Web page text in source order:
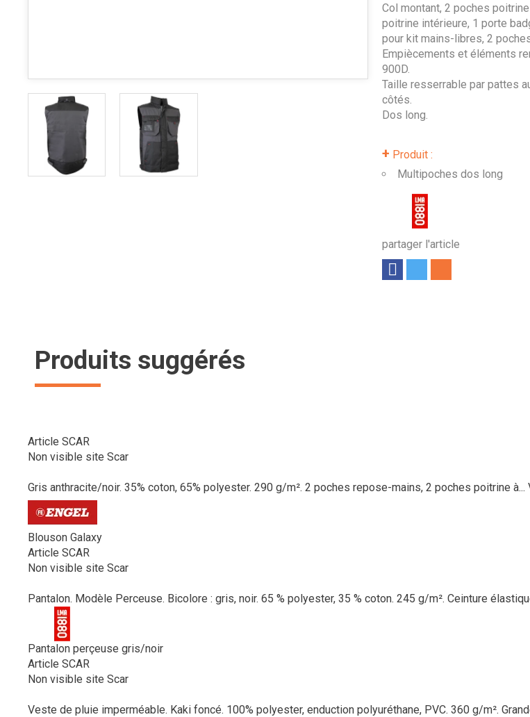
+ Produit :
Multipoches dos long
partager l'article
Col montant, 2 poches
poitrine intérieure, 1 porte
pour kit mains-libres, 2
Empiècements et éléments
900D.
Taille resserrable par pattes
côtés.
Dos long.
Produits suggérés
Article SCAR
Non visible site Scar
Gris anthracite/noir. 35% coton, 65% polyester. 290 g/m². 2 poches repose-mains, 2 poches poitrine à...
Blouson Galaxy
Article SCAR
Non visible site Scar
Pantalon. Modèle Perceuse. Bicolore : gris, noir. 65 % polyester, 35 % coton. 245 g/m². Ceinture
Pantalon perçeuse gris/noir
Article SCAR
Non visible site Scar
Veste de pluie imperméable. Kaki foncé. 100% polyester, enduction polyuréthane, PVC. 360 g/m².